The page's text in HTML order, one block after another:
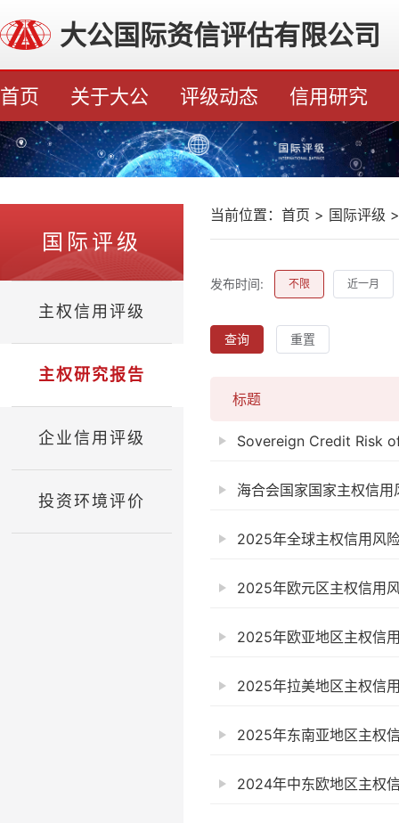
大公国际资信评估有限公司
首页 关于大公 评级动态 信用研究
国际评级
主权信用评级
主权研究报告
企业信用评级
投资环境评价
当前位置： 首页 > 国际评级
发布时间: 不限 近一月
查询 重置
标题
Sovereign Credit Risk
海合会国家国家主权信
2025年全球主权信用风
2025年欧元区主权信用
2025年欧亚地区主权信
2025年拉美地区主权信
2025年东南亚地区主权
2024年中东欧地区主权